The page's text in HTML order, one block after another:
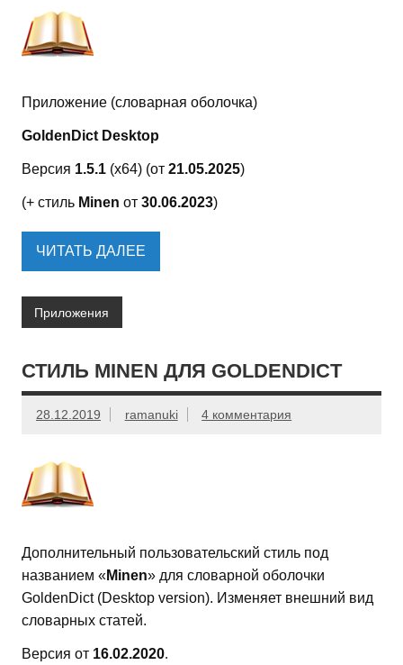
Приложение (словарная оболочка)
GoldenDict Desktop
Версия 1.5.1 (x64) (от 21.05.2025)
(+ стиль Minen от 30.06.2023)
ЧИТАТЬ ДАЛЕЕ
Приложения
СТИЛЬ MINEN ДЛЯ GOLDENDICT
28.12.2019 ramanuki 4 комментария
Дополнительный пользовательский стиль под
названием «Minen» для словарной оболочки
GoldenDict (Desktop version). Изменяет внешний вид
словарных статей.
Версия от 16.02.2020.